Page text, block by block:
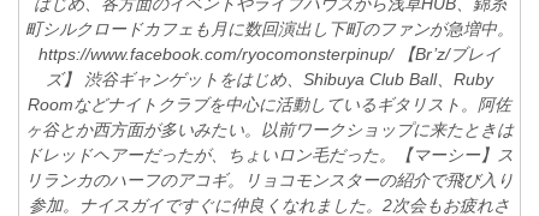
町シルクロードカフェも月に数回演出し下町のファンが急増中。
https://www.facebook.com/ryocomonsterpinup/ 【Br’z/ブレイ
ズ】 渋谷ギャンゲットをはじめ、Shibuya Club Ball、Ruby
Roomなどナイトクラブを中心に活動しているギタリスト。阿佐
ヶ谷とか西方面が多いみたい。以前ワークショップに来たときは
ドレッドヘアーだったが、ちょいロン毛だった。【マーシー】ス
リランカのハーフのアコギ。リョコモンスターの紹介で飛び入り
参加。ナイスガイですぐに仲良くなれました。2次会もお疲れさ